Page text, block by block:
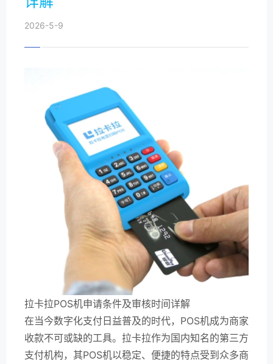
2026-5-9
拉卡拉POS机申请条件及审核时间详解
在当今数字化支付日益普及的时代，POS机成为商家
收款不可或缺的工具。拉卡拉作为国内知名的第三方
支付机构，其POS机以稳定、便捷的特点受到众多商